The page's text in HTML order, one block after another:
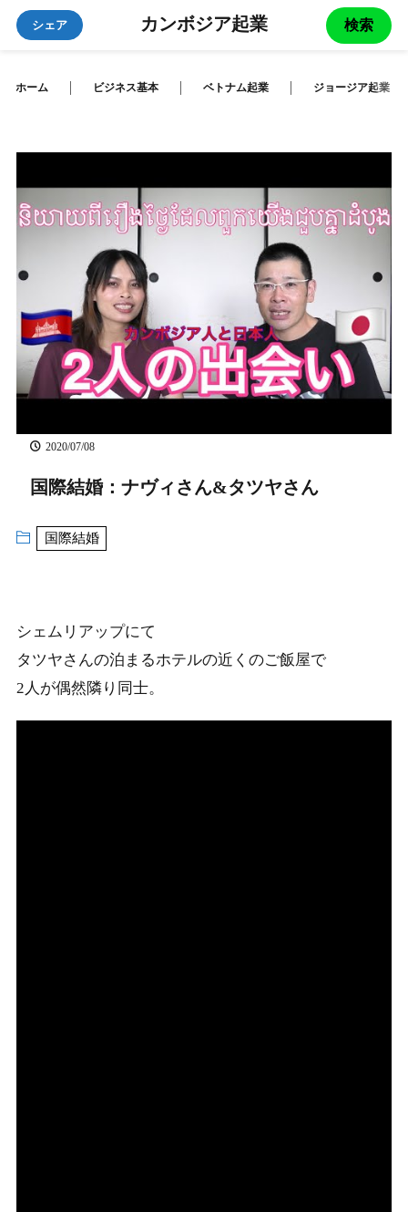
カンボジア起業
シェア 検索
ホーム ビジネス基本 ベトナム起業 ジョージア起業
2020/07/08
国際結婚：ナヴィさん&タツヤさん
国際結婚
シェムリアップにて
タツヤさんの泊まるホテルの近くのご飯屋で
2人が偶然隣り同士。